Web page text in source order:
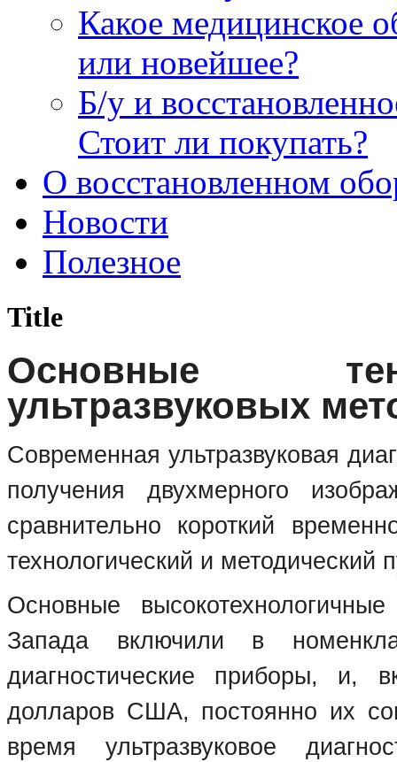
Какое медицинское
или новейшее?
Б/у и
Стоит ли покупать?
О восстановленном
Новости
Полезное
Title
Основные
ультразвуковых
Современная ультразвуковая
получения двухмерного
сравнительно короткий
технологический и методический
Основные
Запада включили в
диагностические приборы, и,
долларов США, постоянно их
время ультразвуковое